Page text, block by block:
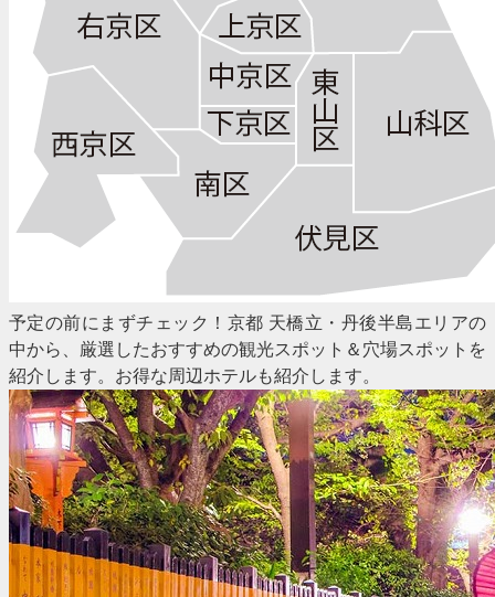
予定の前にまずチェック！京都 天橋立・丹後半島エリアの
中から、厳選したおすすめの観光スポット＆穴場スポットを
紹介します。お得な周辺ホテルも紹介します。